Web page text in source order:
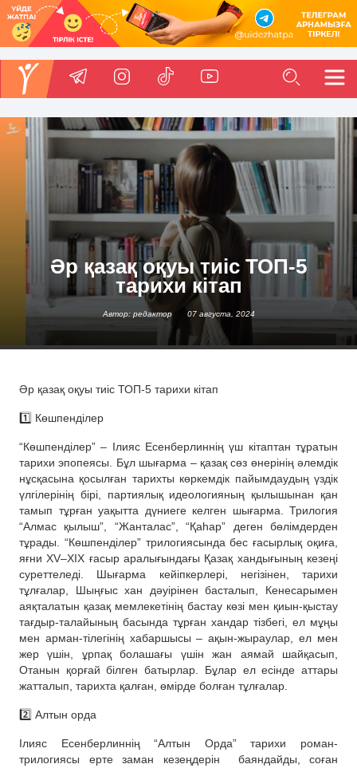
Әр қазақ оқуы тиіс ТОП-5
тарихи кітап
Автор: редактор 07 августа, 2024
Әр қазақ оқуы тиіс ТОП-5 тарихи кітап
1️⃣ Көшпенділер
“Көшпенділер” – Ілияс Есенберлиннің үш кітаптан тұратын
тарихи эпопеясы. Бұл шығарма – қазақ сөз өнерінің әлемдік
нұсқасына қосылған тарихты көркемдік пайымдаудың үздік
үлгілерінің бірі, партиялық идеологияның қылышынан қан
тамып тұрған уақытта дүниеге келген шығарма. Трилогия
“Алмас қылыш”, “Жанталас”, “Қаһар” деген бөлімдерден
тұрады. “Көшпенділер” трилогиясында бес ғасырлық оқиға,
яғни XV–XIX ғасыр аралығындағы Қазақ хандығының кезеңі
суреттеледі. Шығарма кейіпкерлері, негізінен, тарихи
тұлғалар, Шыңғыс хан дәуірінен басталып, Кенесарымен
аяқталатын қазақ мемлекетінің бастау көзі мен қиын-қыстау
тағдыр-талайының басында тұрған хандар тізбегі, ел мұңы
мен арман-тілегінің хабаршысы – ақын-жыраулар, ел мен
жер үшін, ұрпақ болашағы үшін жан аямай шайқасып,
Отанын қорғай білген батырлар. Бұлар ел есінде аттары
жатталып, тарихта қалған, өмірде болған тұлғалар.
2️⃣ Алтын орда
Ілияс Есенберлиннің “Алтын Орда” тарихи роман-
трилогиясы ерте заман кезеңдерін баяндайды, соған